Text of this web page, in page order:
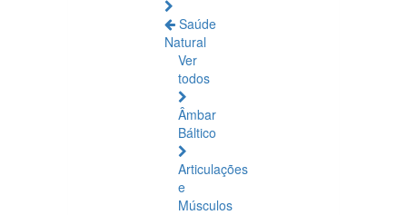
Saúde
Natural
Ver
todos
Âmbar
Báltico
Articulações
e
Músculos